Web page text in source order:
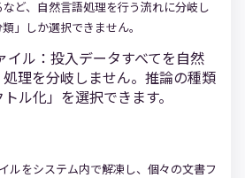
ど、自然言語処理を行う流れに分岐し
」しか選択できません。
イル：投入データすべてを自然
理を分岐しません。推論の種類
ル化」を選択できます。
ルをシステム内で解凍し、個々の文書フ